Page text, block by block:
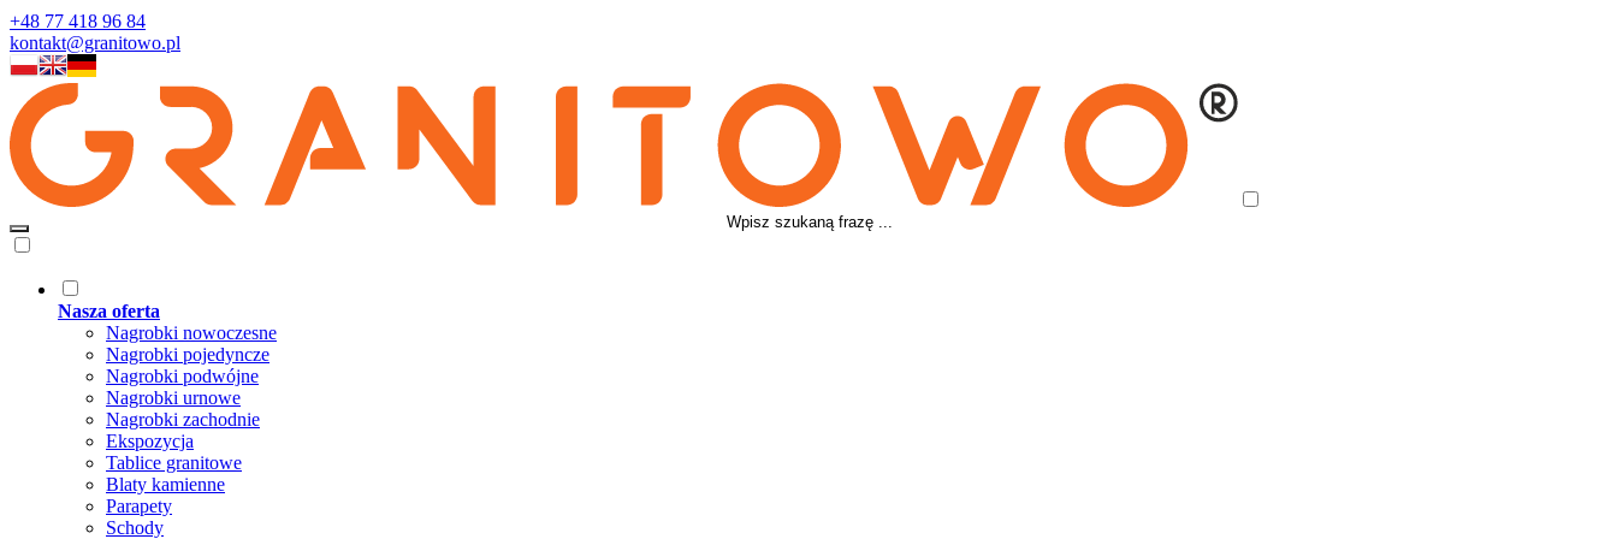
+48 77 418 96 84
kontakt@granitowo.pl
Nasza oferta
Nagrobki nowoczesne
Nagrobki pojedyncze
Nagrobki podwójne
Nagrobki urnowe
Nagrobki zachodnie
Ekspozycja
Tablice granitowe
Blaty kamienne
Parapety
Schody